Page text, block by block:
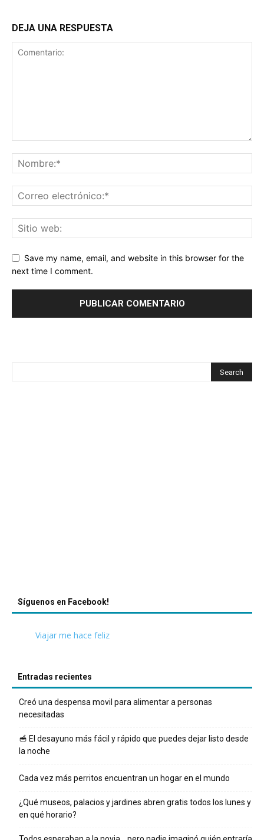
DEJA UNA RESPUESTA
Save my name, email, and website in this browser for the
next time I comment.
Síguenos en Facebook!
Viajar me hace feliz
Entradas recientes
Creó una despensa movil para alimentar a personas
necesitadas
🥣 El desayuno más fácil y rápido que puedes dejar listo desde
la noche
Cada vez más perritos encuentran un hogar en el mundo
¿Qué museos, palacios y jardines abren gratis todos los lunes y
en qué horario?